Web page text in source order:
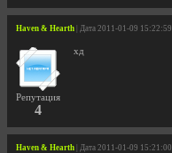
Haven & Hearth | Дата 2011-01-09 15:22:59
Репутация
4
хд
Haven & Hearth | Дата 2011-01-09 15:21:00